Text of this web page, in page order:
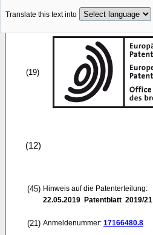
Translate this text into
(19)
(12)
(45) Hinweis auf die Patenterteilung:
22.05.2019 Patentblatt 2019/21
(21) Anmeldenummer: 17166480.8